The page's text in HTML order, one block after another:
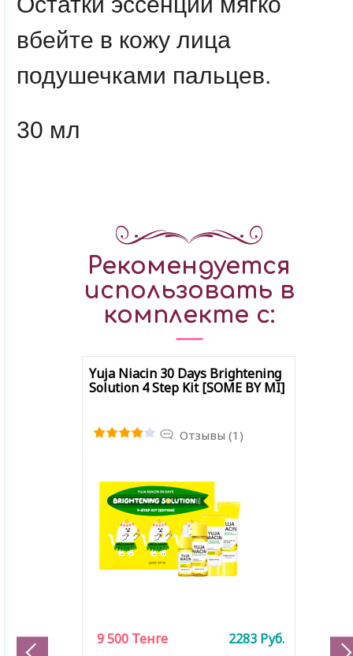
вбейте в кожу лица
подушечками пальцев.
30 мл
Рекомендуется
использовать в
комплекте с:
Yuja Niacin 30 Days Brightening
Solution 4 Step Kit [SOME BY MI]
Отзывы (1)
9 500 Тенге 2283 Руб.